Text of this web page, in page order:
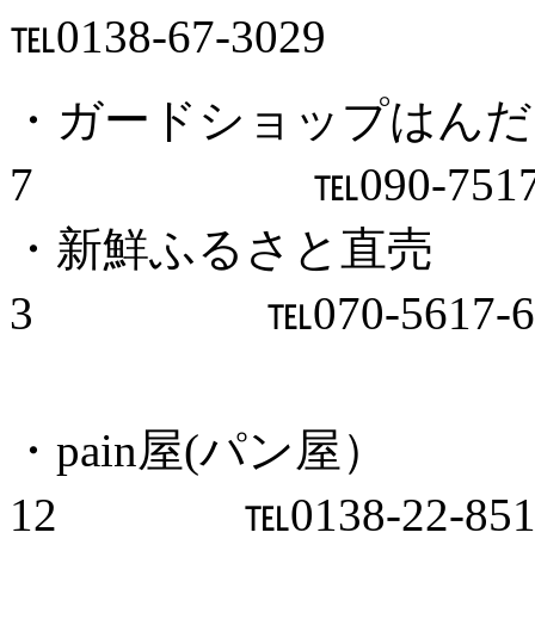
℡0138-67-3029
・ガードショップはん
7 ℡090-7517-
・新鮮ふるさと直売
3 ℡070-5617-
・pain屋(パン屋）
12 ℡0138-22-